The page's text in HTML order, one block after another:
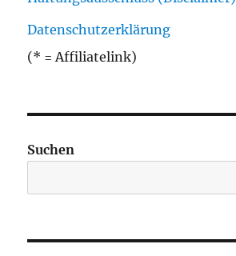
Datenschutzerklärung
(* = Affiliatelink)
Suchen